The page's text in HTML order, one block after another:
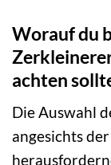
Worauf du
achten
Die Auswahl
angesichts